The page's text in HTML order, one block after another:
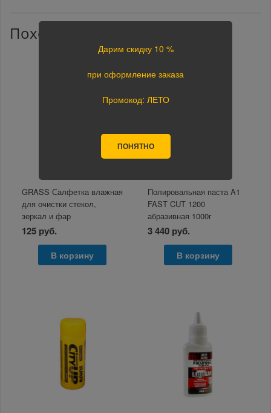
Похожие товары
GRASS Салфетка влажная
для очистки стекол,
зеркал и фар
125 руб.
В корзину
Полировальная паста A1
FAST CUT 1200
абразивная 1000г
3 440 руб.
В корзину
Дарим скидку 10 %
при оформление заказа
Промокод: ЛЕТО
ПОНЯТНО